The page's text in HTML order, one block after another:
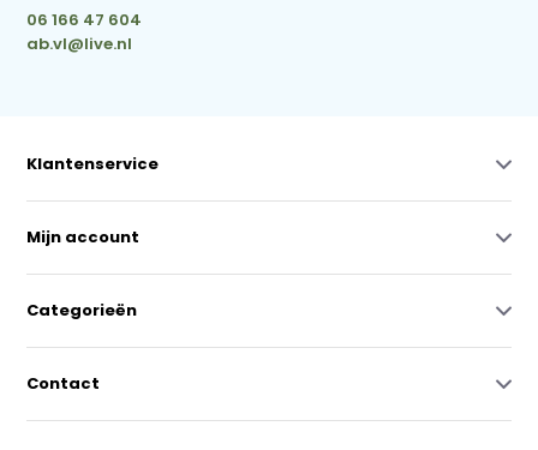
06 166 47 604
ab.vl@live.nl
Klantenservice
Mijn account
Categorieën
Contact